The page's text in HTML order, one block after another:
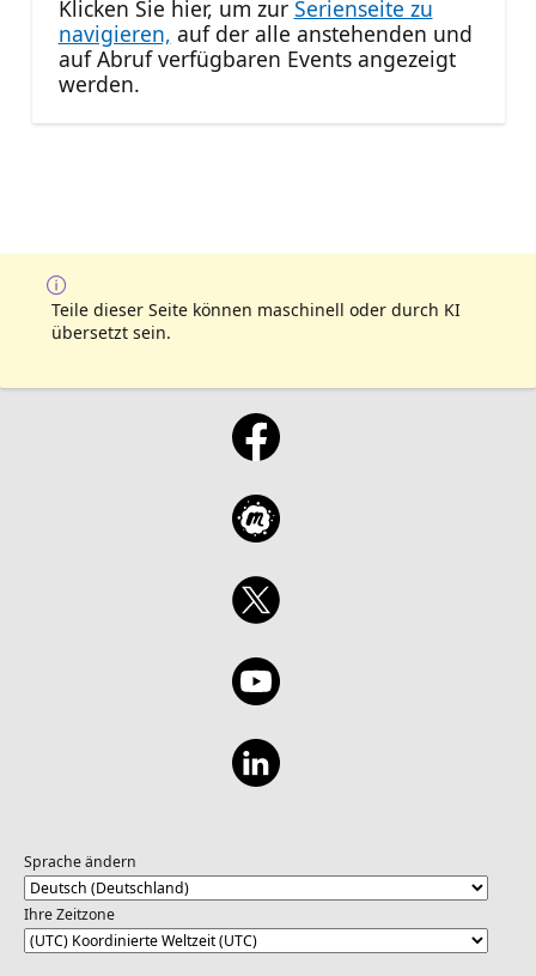
Klicken Sie hier, um zur Serienseite zu
navigieren, auf der alle anstehenden und
auf Abruf verfügbaren Events angezeigt
werden.
Teile dieser Seite können maschinell oder durch KI
übersetzt sein.
Sprache ändern
Ihre Zeitzone